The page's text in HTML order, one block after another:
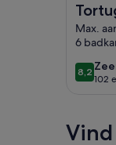
by
Max.
6
8,28,2 op
102